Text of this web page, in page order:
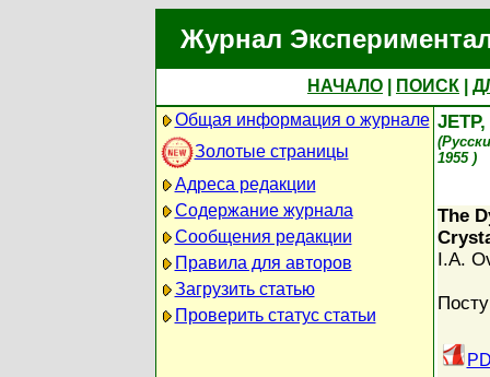
Журнал
НАЧАЛО ПОИСК
Общая информация о журнале
Золотые страницы
Адреса редакции
Содержание журнала
Сообщения редакции
Правила для авторов
Загрузить статью
Проверить статус статьи
JETP,
1955 )
The
I.A.